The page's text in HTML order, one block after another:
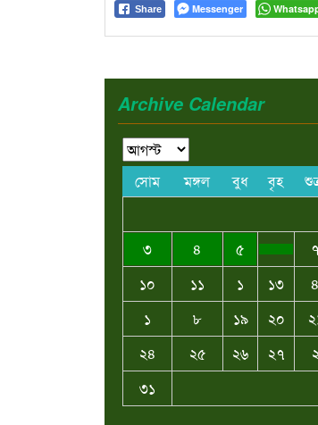
Share Messenger
Archive Calendar
সোম মঙ্গল বুধ বৃহ
৩
৪ ৫ ৭
১০
১১ ১ ১৩ ৪
১
৮ ১৯ ২০
২৪
২৫ ২৬ ২৭ ২
৩১